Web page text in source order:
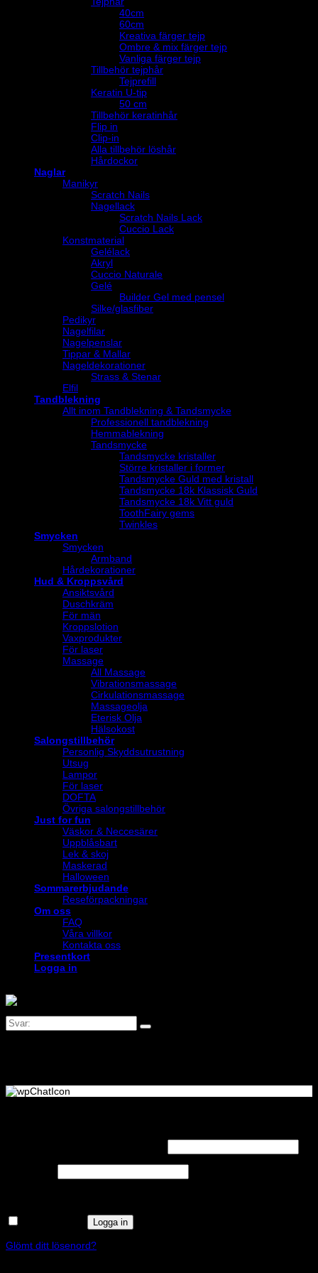
40cm
60cm
Kreativa färger tejp
Ombre & mix färger tejp
Vanliga färger tejp
Tillbehör tejphår
Tejprefill
Keratin U-tip
50 cm
Tillbehör keratinhår
Flip in
Clip-in
Alla tillbehör löshår
Hårdockor
Naglar
Manikyr
Scratch Nails
Nagellack
Scratch Nails Lack
Cuccio Lack
Konstmaterial
Gelélack
Akryl
Cuccio Naturale
Gelé
Builder Gel med pensel
Silke/glasfiber
Pedikyr
Nagelfilar
Nagelpenslar
Tippar & Mallar
Nageldekorationer
Strass & Stenar
Elfil
Tandblekning
Allt inom Tandblekning & Tandsmycke
Professionell tandblekning
Hemmablekning
Tandsmycke
Tandsmycke kristaller
Större kristaller i former
Tandsmycke Guld med kristall
Tandsmycke 18k Klassisk Guld
Tandsmycke 18k Vitt guld
ToothFairy gems
Twinkles
Smycken
Smycken
Armband
Hårdekorationer
Hud & Kroppsvård
Ansiktsvård
Duschkräm
För män
Kroppslotion
Vaxprodukter
För laser
Massage
All Massage
Vibrationsmassage
Cirkulationsmassage
Massageolja
Eterisk Olja
Hälsokost
Salongstillbehör
Personlig Skyddsutrustning
Utsug
Lampor
För laser
DOFTA
Övriga salongstillbehör
Just for fun
Väskor & Neccesärer
Uppblåsbart
Lek & skoj
Maskerad
Halloween
Sommarerbjudande
Reseförpackningar
Om oss
FAQ
Våra villkor
Kontakta oss
Presentkort
Logga in
Logga in
Glömt ditt lösenord?